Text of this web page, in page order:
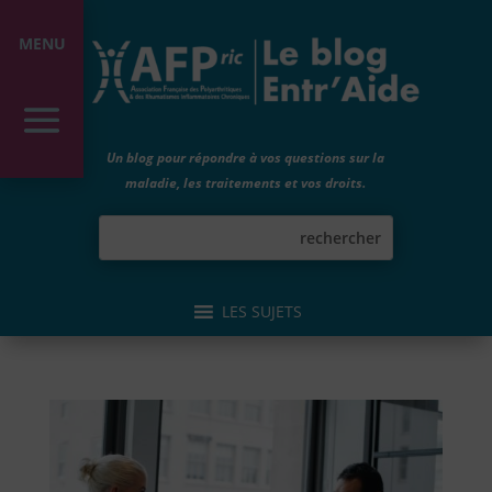
Un blog pour répondre à vos questions sur la
maladie, les traitements et vos droits.
LES SUJETS
MENU